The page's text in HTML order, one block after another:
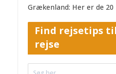
Grækenland: Her er de
Find rejsetips
rejse